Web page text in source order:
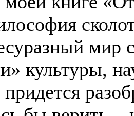
мир
культуры,